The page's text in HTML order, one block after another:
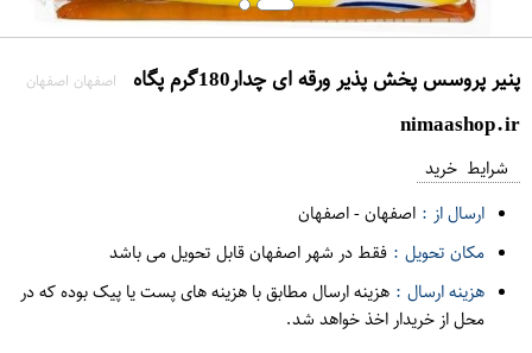
پنیر پروسس پخش پذیر ورقه ای چدار180گرم پگاه اصفهان اصفهان
nimaashop.ir
شرایط خرید
ارسال از : اصفهان-اصفهان
مکان تحویل : فقط در شهر اصفهان قابل تحویل می باشد
هزینه ارسال : هزینه ارسال مطابق با هزینه های پست یا پیک بوده که در
محل از خریدار اخذ خواهد شد.